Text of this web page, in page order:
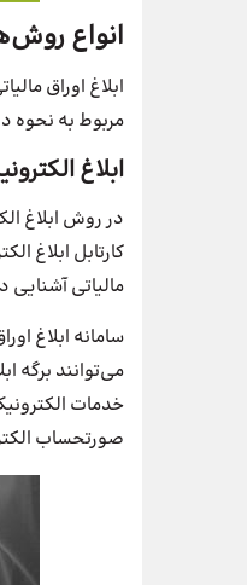
انواع
مربوط به نحوه
ابلاغ
در روش ابلاغ
کارتابل ابلاغ
مالیاتی آشنایی
سامانه ابلاغ
می‌توانند برگه
خدمات
صورتحساب